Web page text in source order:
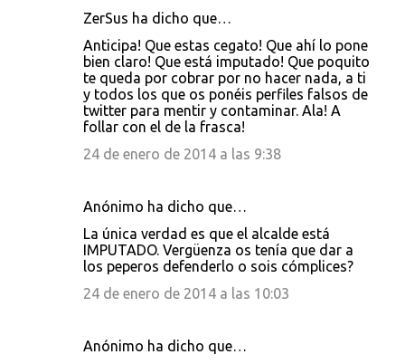
ZerSus ha dicho que…
Anticipa! Que estas cegato! Que ahí lo pone
bien claro! Que está imputado! Que poquito
te queda por cobrar por no hacer nada, a ti
y todos los que os ponéis perfiles falsos de
twitter para mentir y contaminar. Ala! A
follar con el de la frasca!
24 de enero de 2014 a las 9:38
Anónimo ha dicho que…
La única verdad es que el alcalde está
IMPUTADO. Vergüenza os tenía que dar a
los peperos defenderlo o sois cómplices?
24 de enero de 2014 a las 10:03
Anónimo ha dicho que…